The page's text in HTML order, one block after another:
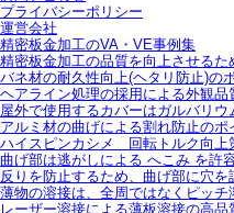
プライバシーポリシー
運営会社
精密板金加工のVA・VE事例集
精密板金加工の品質を向上させるた
バネ材の耐久性向上(ヘタリ防止)の
ヘアライン処理の採用による外観品
屋外で使用するカバーはガルバリウ
アルミ材の曲げによる割れ防止のポ
ハイスピンカシメ 回転トルク向上
曲げ部は逃がしによる へこみ を許
反りを防止するため、曲げ部に穴を
薄物の溶接は、全周ではなくピッチ
レーザー溶接による薄板溶接の高品